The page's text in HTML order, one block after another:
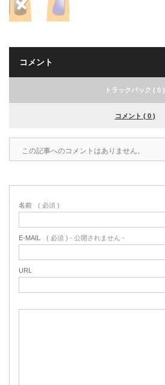
コメント
トラックバック ( 0 )
コメント ( 0 )
この記事へのコメントはありません。
名前 ( 必須 )
E-MAIL ( 必須 ) - 公開されません -
URL